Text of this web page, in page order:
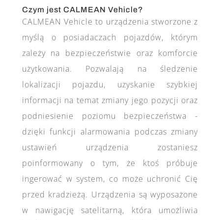
Czym jest CALMEAN Vehicle?
CALMEAN Vehicle to urządzenia stworzone z
myślą o posiadaczach pojazdów, którym
zależy na bezpieczeństwie oraz komforcie
użytkowania. Pozwalają na śledzenie
lokalizacji pojazdu, uzyskanie szybkiej
informacji na temat zmiany jego pozycji oraz
podniesienie poziomu bezpieczeństwa -
dzięki funkcji alarmowania podczas zmiany
ustawień urządzenia zostaniesz
poinformowany o tym, że ktoś próbuje
ingerować w system, co może uchronić Cię
przed kradzieżą. Urządzenia są wyposażone
w nawigację satelitarną, która umożliwia